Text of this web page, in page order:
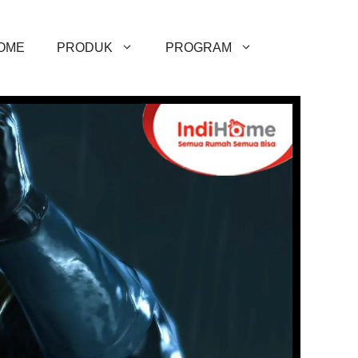
PRODUK PROGRAM